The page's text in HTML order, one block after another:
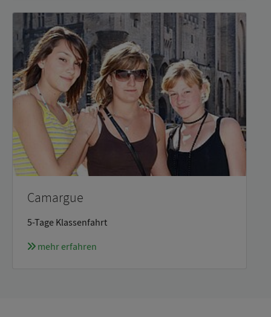
Camargue
5-Tage Klassenfahrt
mehr erfahren